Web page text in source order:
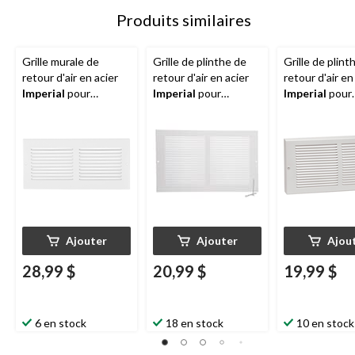
Produits similaires
Grille murale de
retour d'air en acier
Imperial pour
chauffage, blanc, 30 x
6 po
Ajouter
28,99 $
6 en stock
Grille de plinthe de
retour d'air en acier
Imperial pour
Ajouter
20,99 $
18 en stock
Grille de
retour d'air en
Imperial pour
chauffage,
6 po
19,99 $
10 en stock